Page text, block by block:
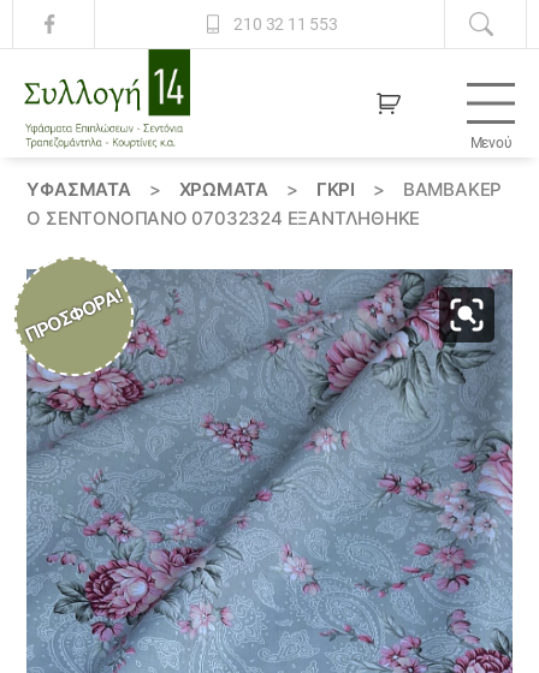
210 32 11 553
14
Μενού
ΥΦΆΣΜΑΤΑ > ΧΡΏΜΑΤΑ > ΓΚΡΙ >
ΒΑΜΒΑΚΕΡ
Ό ΣΕΝΤΟΝΌΠΑΝΟ 07032324 ΕΞΑΝΤΛΗΘΗΚΕ
ΠΡΟΣΦΟΡΆ!